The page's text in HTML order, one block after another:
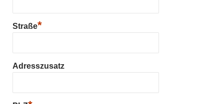
Straße*
Adresszusatz